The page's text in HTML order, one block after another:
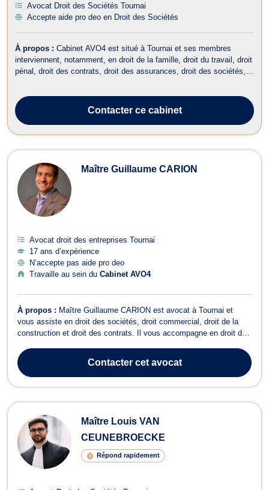
Avocat Droit des Sociétés Tournai
Accepte aide pro deo en Droit des Sociétés
À propos : Cabinet AVO4 est situé à Tournai et ses membres
interviennent, notamment, en droit de la famille, droit du travail, droit
pénal, droit des contrats, droit des assurances, droit des sociétés,
Contacterce cabinet
Maître Guillaume CARION
Avocat droit des entreprises Tournai
17 ans d’expérience
N’accepte pas aide pro deo
Travaille au sein du Cabinet AVO4
À propos : Maître Guillaume CARION est avocat à Tournai et
vous assiste en droit des sociétés, droit commercial, droit de la
construction et droit des contrats. Il vous accompagne en droit des
CARION intervient, notamment, pour les cessions et acquisitions
de titre...
Contactercet avocat
Maître Louis VAN
CEUNEBROECKE
Répond rapidement